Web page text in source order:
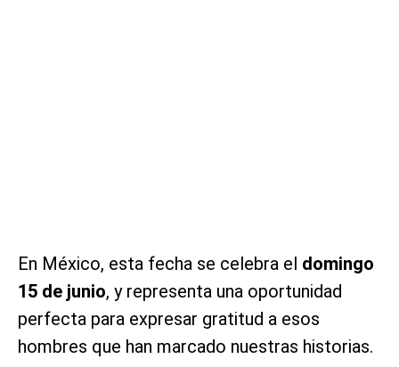
En México, esta fecha se celebra el domingo
15 de junio, y representa una oportunidad
perfecta para expresar gratitud a esos
hombres que han marcado nuestras historias.